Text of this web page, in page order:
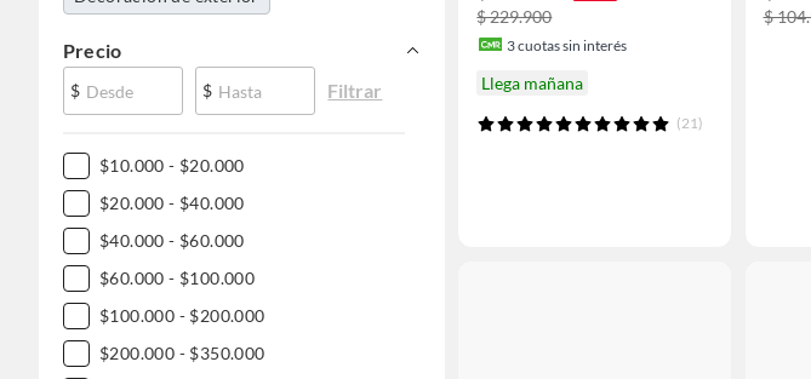
Precio
$ $ Filtrar
$10.000 - $20.000
$20.000 - $40.000
$40.000 - $60.000
$60.000 - $100.000
$100.000 - $200.000
$200.000 - $350.000
$ 229.900
3cuotas sin interés
Llega mañana
(21)
$